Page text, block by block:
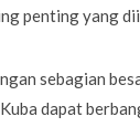
penting yang
sebagian
dapat